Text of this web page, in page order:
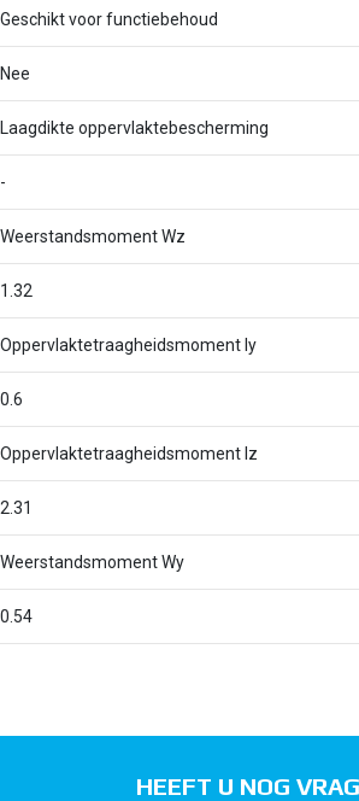
Geschikt voor functiebehoud
Nee
Laagdikte oppervlaktebescherming
-
Weerstandsmoment Wz
1.32
Oppervlaktetraagheidsmoment Iy
0.6
Oppervlaktetraagheidsmoment Iz
2.31
Weerstandsmoment Wy
0.54
HEEFT U NOG